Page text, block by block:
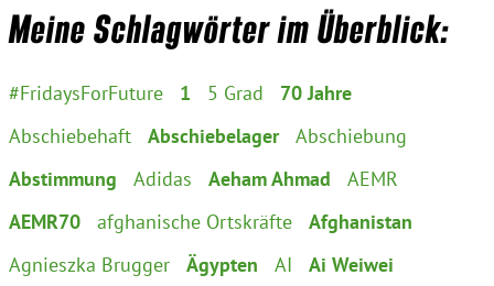
Kontakt
Meine Schlagwörter im Überblick:
#FridaysForFuture 1 5 Grad
70 Jahre
Abschiebehaft
Abschiebelager
Abschiebung
Abstimmung
Adidas Aeham Ahmad
AEMR
AEMR70
afghanische Ortskräfte
Afghanistan
Agnieszka Brugger
Ägypten AI
Ai Weiwei